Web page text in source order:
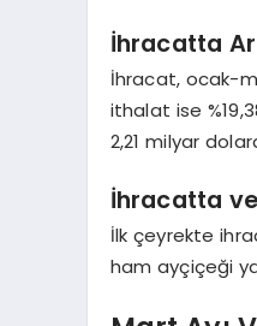
İhracatta
İhracat, ocak-
ithalat ise
2,21 milyar
İhracatta
İlk çeyrekte
ham ayçiçeği